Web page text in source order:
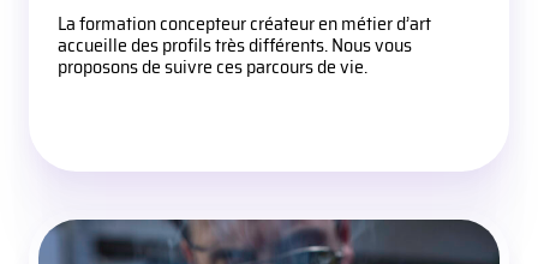
La formation concepteur créateur en métier d’art
accueille des profils très différents. Nous vous
proposons de suivre ces parcours de vie.